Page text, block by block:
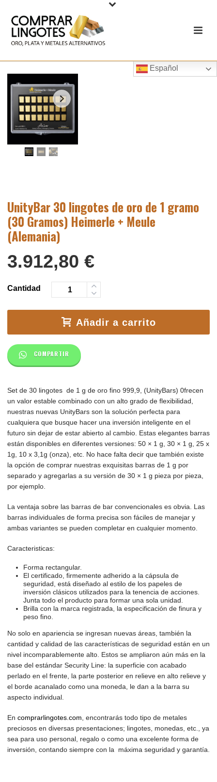
Español
UnityBar 30 lingotes de oro de 1 gramo
(30 Gramos) Heimerle + Meule
(Alemania)
3.912,80 €
Cantidad
Añadir a carrito
COMPARTIR
Set de 30 lingotes de 1 g de oro fino 999,9, (UnityBars) 0frecen
un valor estable combinado con un alto grado de flexibilidad,
nuestras nuevas UnityBars son la solución perfecta para
cualquiera que busque hacer una inversión inteligente en el
futuro sin dejar de estar abierto al cambio. Estas elegantes barras
están disponibles en diferentes versiones: 50 × 1 g, 30 × 1 g, 25 x
1g, 10 x 3,1g (onza), etc. No hace falta decir que también existe
la opción de comprar nuestras exquisitas barras de 1 g por
separado y agregarlas a su versión de 30 × 1 g pieza por pieza,
por ejemplo.
La ventaja sobre las barras de bar convencionales es obvia. Las
barras individuales de forma precisa son fáciles de manejar y
ambas variantes se pueden completar en cualquier momento.
Caracteristicas:
Forma rectangular.
El certificado, firmemente adherido a la cápsula de
seguridad, está diseñado al estilo de los papeles de
inversión clásicos utilizados para la tenencia de acciones.
Junta todo el producto para formar una sola unidad.
Brilla con la marca registrada, la especificación de finura y
peso fino.
No solo en apariencia se ingresan nuevas áreas, también la
cantidad y calidad de las características de seguridad están en un
nivel incomparablemente alto. Estos se ampliaron aún más en la
base del estándar Security Line: la superficie con acabado
perlado en el frente, la parte posterior en relieve en alto relieve y
el borde acanalado como una moneda, le dan a la barra su
aspecto individual.
En comprarlingotes.com, encontrarás todo tipo de metales
preciosos en diversas presentaciones; lingotes, monedas, etc., ya
sea para uso personal, regalo o como una excelente forma de
inversión, contando siempre con la máxima seguridad y garantía.